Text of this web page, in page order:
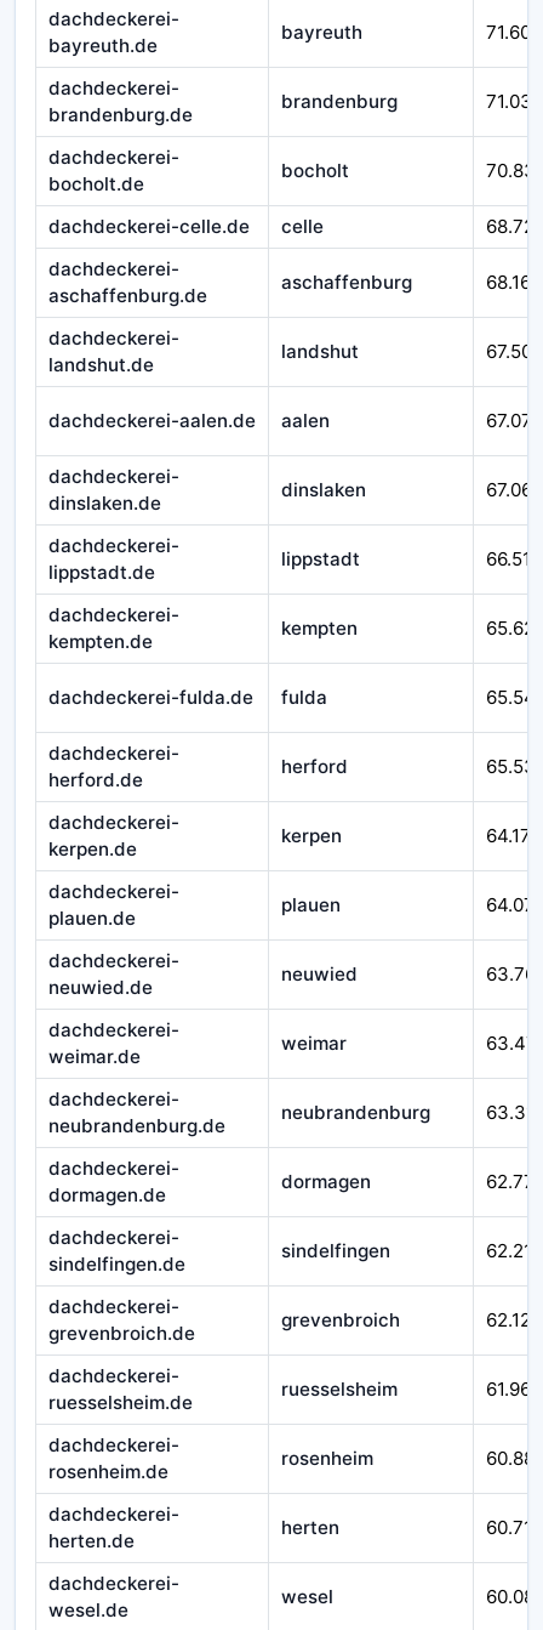
dachdeckerei-
bayreuth.de
bayreuth 71.601
dachdeckerei-
brandenburg.de
brandenburg 71.032
dachdeckerei-
bocholt.de
bocholt
dachdeckerei-celle.de celle
68.721
dachdeckerei-
aschaffenburg.de
aschaffenburg 68.167
dachdeckerei-
landshut.de
landshut 67.509
dachdeckerei-aalen.de aalen 67.079
dachdeckerei-
dinslaken.de
dinslaken 67.065
dachdeckerei-
lippstadt.de
lippstadt 66.518
dachdeckerei-
kempten.de
kempten
dachdeckerei-fulda.de fulda
dachdeckerei-
herford.de
herford
dachdeckerei-
kerpen.de
kerpen 64.171
dachdeckerei-
plauen.de
plauen
dachdeckerei-
neuwied.de
neuwied
dachdeckerei-
weimar.de
weimar
dachdeckerei-
neubrandenburg.de
neubrandenburg 63.311
dachdeckerei-
dormagen.de
dormagen
dachdeckerei-
sindelfingen.de
sindelfingen 62.215
dachdeckerei-
grevenbroich.de
grevenbroich 62.124
dachdeckerei-
ruesselsheim.de
ruesselsheim 61.967
dachdeckerei-
rosenheim.de
rosenheim
dachdeckerei-
herten.de
herten 60.710
dachdeckerei-
wesel.de
wesel